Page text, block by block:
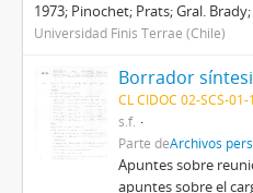
1973; Pinochet; Prats; Gral.
Universidad Finis Terrae (Chile)
CL CIDOC 02-SCS-01-
s.f.
Parte deArchivos
Apuntes sobre
apuntes sobre el